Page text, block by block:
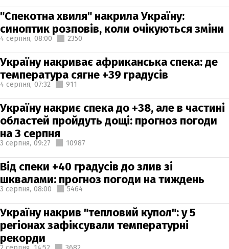
"Спекотна хвиля" накрила Україну:
синоптик розповів, коли очікуються зміни
4 серпня, 08:00 2350
Україну накриває африканська спека: де
температура сягне +39 градусів
4 серпня, 07:32 911
Україну накриє спека до +38, але в частині
областей пройдуть дощі: прогноз погоди
на 3 серпня
3 серпня, 09:27 10987
Від спеки +40 градусів до злив зі
шквалами: прогноз погоди на тиждень
3 серпня, 08:00 5464
Україну накрив "тепловий купол": у 5
регіонах зафіксували температурні
рекорди